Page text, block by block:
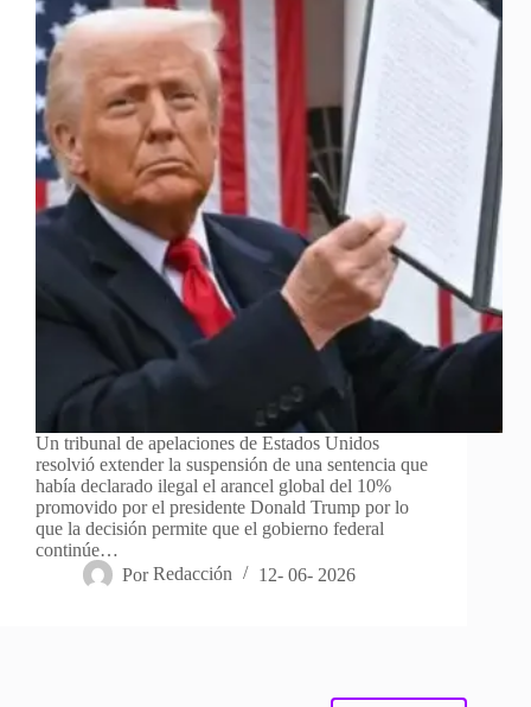
Un tribunal de apelaciones de Estados Unidos
resolvió extender la suspensión de una sentencia que
había declarado ilegal el arancel global del 10%
promovido por el presidente Donald Trump por lo
que la decisión permite que el gobierno federal
continúe…
Por Redacción 12- 06- 2026